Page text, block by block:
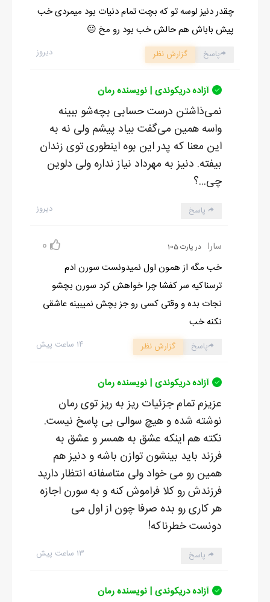
چقدر دنیز لوسه تو که بچت تمام دنیات بود میمردی خب
پیش باباش هم حالش خب بود رو مخ 😐
دیروز پاسخ گزارش نظر
آزاده دریکوندی | نویسنده رمان
نمی‌ذاشتن درست حسابی بچه‌شو ببینه
واسه همین می‌گفت بیاد پیشم ولی نه به
این معنا که پدر این بوه اینطوری توی زندان
بیفته. دنیز به مهرداد نیاز نداره ولی دلوین
چی...؟
دیروز پاسخ
سارا در پارت 105 0
خب مگه از همون اول نمیدونست سورن ادم
ترسناکیه سر کفشا چرا خواهش کرد سورن بچشو
نجات بده و وقتی کسی رو جز بچش نمیبینه عاشقی
نکنه خب
۱۴ ساعت پیش پاسخ گزارش نظر
آزاده دریکوندی | نویسنده رمان
عزیزم تمام جزئیات ریز به ریز توی رمان
نوشته شده و هیچ سوالی بی پاسخ نیست.
نکته هم اینکه عشق به همسر و عشق به
فرزند باید بینشون توازن باشه و دنیز هم
همین رو می خواد ولی متاسفانه انتظار دارید
فرزندش رو کلا فراموش کنه و به سورن اجازه
هر کاری رو بده صرفا چون از اول می
دونست خطرناکه!
۱۳ ساعت پیش پاسخ
آزاده دریکوندی | نویسنده رمان